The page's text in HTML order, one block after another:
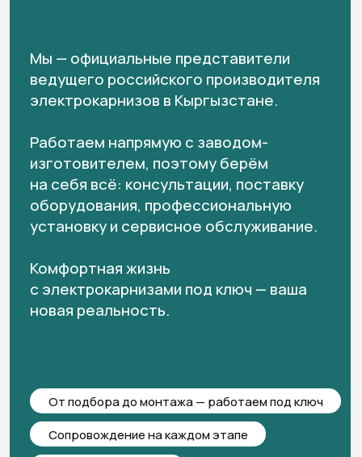
театр
спортивный зал
студия